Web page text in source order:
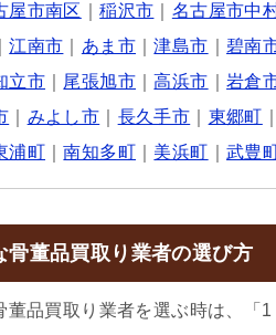
屋市南区 ｜稲沢市 名古屋市中
｜江南市 あま市 ｜津島市 碧南
立市 尾張旭市 ｜高浜市 ｜岩倉
みよし市 長久手市 東郷町
浦町 ｜南知多町 美浜町 ｜武豊
骨董品買取り業者の選び方
董品買取り業者を選ぶ時は、「